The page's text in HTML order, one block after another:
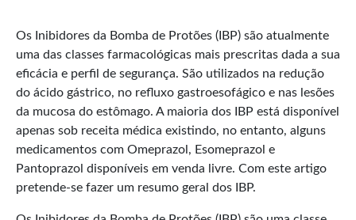
Os Inibidores da Bomba de Protões (IBP) são atualmente
uma das classes farmacológicas mais prescritas dada a sua
eficácia e perfil de segurança. São utilizados na redução
do ácido gástrico, no refluxo gastroesofágico e nas lesões
da mucosa do estômago. A maioria dos IBP está disponível
apenas sob receita médica existindo, no entanto, alguns
medicamentos com Omeprazol, Esomeprazol e
Pantoprazol disponíveis em venda livre. Com este artigo
pretende-se fazer um resumo geral dos IBP.